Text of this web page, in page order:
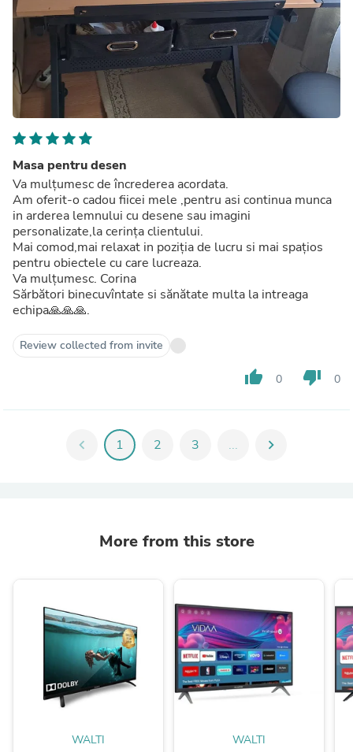
Masa pentru desen
Va mulțumesc de încrederea acordata.
Am oferit-o cadou fiicei mele ,pentru asi continua munca
in arderea lemnului cu desene sau imagini
personalizate,la cerința clientului.
Mai comod,mai relaxat in poziția de lucru si mai spațios
pentru obiectele cu care lucreaza.
Va mulțumesc. Corina
Sărbători binecuvîntate si sănătate multa la intreaga
echipa🙏🙏🙏.
Review collected from invite
thumb_up 0 thumb_down 0
chevron_left 1 2 3 ... chevron_right
More from this store
WALTI WALTI